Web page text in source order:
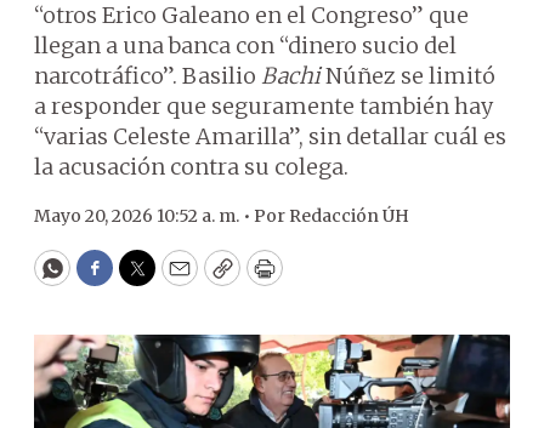
“otros Erico Galeano en el Congreso” que
llegan a una banca con “dinero sucio del
narcotráfico”. Basilio BachiNúñez se limitó
a responder que seguramente también hay
“varias Celeste Amarilla”, sin detallar cuál es
la acusación contra su colega.
Mayo 20, 2026 10:52 a. m. • Por Redacción ÚH
WhatsApp
Facebook
Twitter
EmailCopyPrint